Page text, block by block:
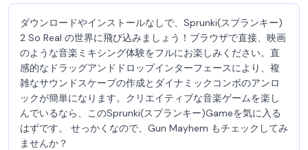
ダウンロードやインストールなしで、Sprunki(スプランキー)
2 So Real の世界に飛び込みましょう！ブラウザで直接、映画
のような音楽ミキシング体験をフルにお楽しみください。直
感的なドラッグアンドドロップインターフェースにより、複
雑なサウンドスケープの作成とダイナミックコンボのアンロ
ックが簡単になります。クリエイティブな音楽ゲームを楽し
んでいるなら、このSprunki(スプランキー)Gameを気に入る
はずです。 せっかくなので、Gun Mayhem もチェックしてみ
ませんか？